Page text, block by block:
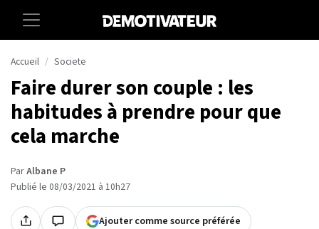
Accueil Societe
Faire durer son couple : les
habitudes à prendre pour que
cela marche
ParAlbane P
Publié le 08/03/2021 à 10h27
Ajouter comme source préférée